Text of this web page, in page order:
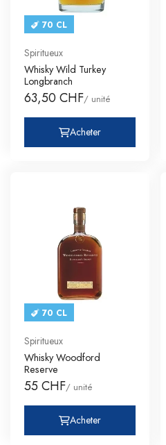
70 CL
Spiritueux
Whisky Wild Turkey
Longbranch
63,50 CHF/ unité
Acheter
70 CL
Spiritueux
Whisky Woodford
Reserve
55 CHF/ unité
Acheter